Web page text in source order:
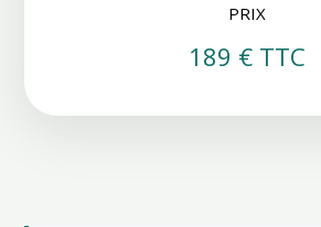
PRIX
189 € TTC